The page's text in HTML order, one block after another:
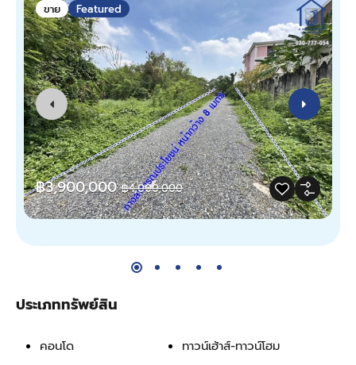
ขาย Featured
฿3,900,000 ฿4,000,000
ประเภททรัพย์สิน
คอนโด
ทาวน์เฮ้าส์-ทาวน์โฮม